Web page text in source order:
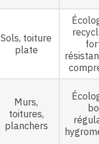
Sols, toiture
plate
Murs,
toitures,
planchers